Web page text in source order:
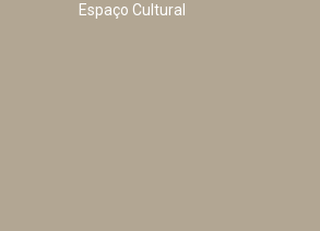
Espaço Cultural